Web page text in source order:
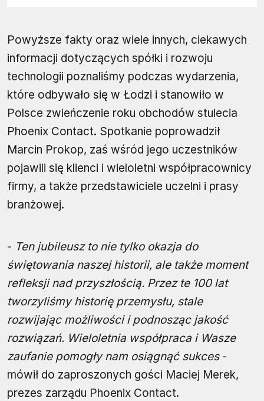
Powyższe fakty oraz wiele innych, ciekawych
informacji dotyczących spółki i rozwoju
technologii poznaliśmy podczas wydarzenia,
które odbywało się w Łodzi i stanowiło w
Polsce zwieńczenie roku obchodów stulecia
Phoenix Contact. Spotkanie poprowadził
Marcin Prokop, zaś wśród jego uczestników
pojawili się klienci i wieloletni współpracownicy
firmy, a także przedstawiciele uczelni i prasy
branżowej.
- Ten jubileusz to nie tylko okazja do
świętowania naszej historii, ale także moment
refleksji nad przyszłością. Przez te 100 lat
tworzyliśmy historię przemysłu, stale
rozwijając możliwości i podnosząc jakość
rozwiązań. Wieloletnia współpraca i Wasze
zaufanie pomogły nam osiągnąć sukces-
mówił do zaproszonych gości Maciej Merek,
prezes zarządu Phoenix Contact.